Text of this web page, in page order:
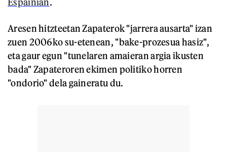
Aresen hitzteetan Zapaterok "jarrera ausarta" izan
zuen 2006ko su-etenean, "bake-prozesua hasiz",
eta gaur egun "tunelaren amaieran argia ikusten
bada" Zapateroren ekimen politiko horren
"ondorio" dela gaineratu du.